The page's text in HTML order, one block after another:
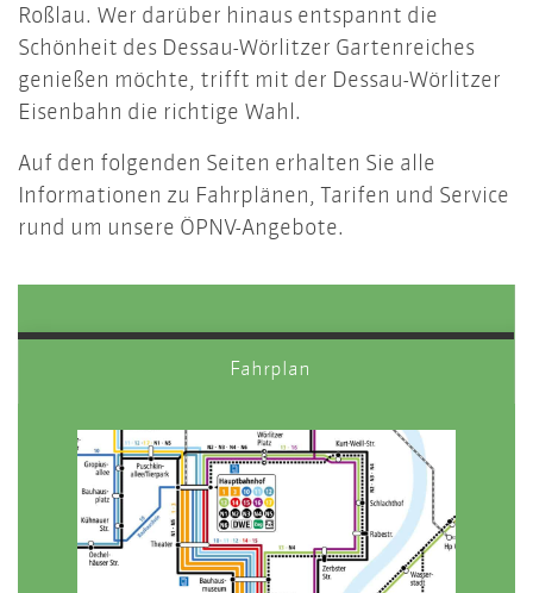
Roßlau. Wer darüber hinaus entspannt die
Schönheit des Dessau-Wörlitzer Gartenreiches
genießen möchte, trifft mit der Dessau-Wörlitzer
Eisenbahn die richtige Wahl.
Auf den folgenden Seiten erhalten Sie alle
Informationen zu Fahrplänen, Tarifen und Service
rund um unsere ÖPNV-Angebote.
Fahrplan